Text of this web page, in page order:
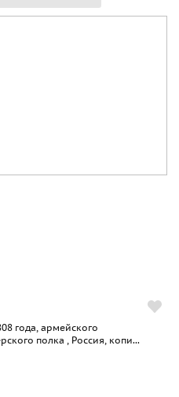
года, армейского
полка , Россия, копи...